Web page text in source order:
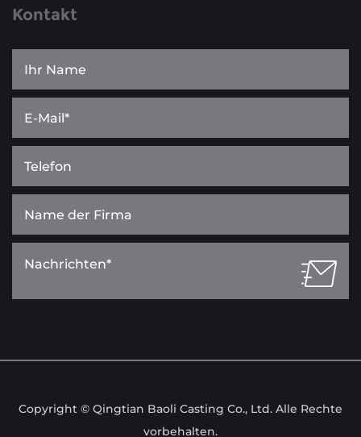
Kontakt
Copyright © Qingtian Baoli Casting Co., Ltd. Alle Rechte
vorbehalten.